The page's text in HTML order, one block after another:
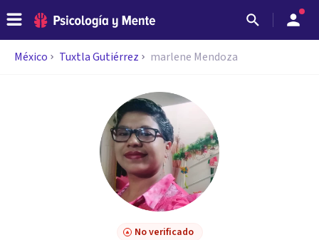
México Tuxtla Gutiérrez marlene Mendoza
No verificado